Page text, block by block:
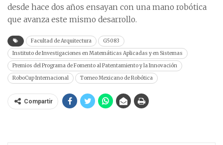
desde hace dos años ensayan con una mano robótica
que avanza este mismo desarrollo.
Facultad de Arquitectura
G5083
Instituto de Investigaciones en Matemáticas Aplicadas y en Sistemas
Premios del Programa de Fomento al Patentamiento y la Innovación
RoboCup Internacional
Torneo Mexicano de Robótica
Compartir